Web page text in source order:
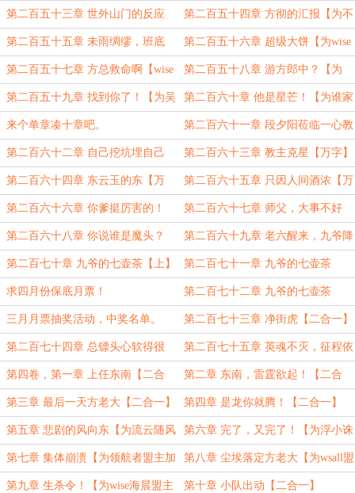
字】 一】
第二百五十三章 世外山门的反应
【为夏天的小鱼儿盟主加更。】
第二百五十四章 方彻的汇报【为不
管不顾不理盟主加更】
第二百五十五章 未雨绸缪，班底
【为老书虫六号盟主加更】
第二百五十六章 超级大饼【为wise
海晨盟主加更1】
第二百五十七章 方总救命啊【wise
海晨盟主加更2】
第二百五十八章 游方郎中？【为
wise海晨盟主加更3】
第二百五十九章 找到你了！【为吴
都陈先生盟主加更！】
第二百六十章 他是星芒！【为谁家
小饼干盟主加更】
来个单章凑十章吧。 第二百六十一章 段夕阳莅临一心教
【万字】
第二百六十二章 自己挖坑埋自己
【万字】
第二百六十三章 教主克星【万字】
第二百六十四章 东云玉的东【万
字】
第二百六十五章 只因人间酒浓【万
字】
第二百六十六章 你爹挺厉害的！
【万字！】
第二百六十七章 师父，大事不好
了！【万字！】
第二百六十八章 你说谁是魔头？
【万字！】
第二百六十九章 老六醒来，九爷降
临【万字】
第二百七十章 九爷的七壶茶【上】
【万字】
第二百七十一章 九爷的七壶茶
【中】【万字】
求四月份保底月票！ 第二百七十二章 九爷的七壶茶
【下】【万字】
三月月票抽奖活动，中奖名单。 第二百七十三章 净街虎【二合一】
第二百七十四章 总镖头心软得很
【二合一】
第二百七十五章 英魂不灭，征程依
旧【二合一】
第四卷，第一章 上任东南【二合
一】
第二章 东南，雷霆欲起！【二合
一】
第三章 最后一天方老大【二合一】 第四章 是龙你就腾！【二合一】
第五章 悲剧的风向东【为流云随风
1212盟主加更】
第六章 完了，又完了！【为浮小诛
盟主加更。】
第七章 集体崩溃【为领航者盟主加
更】
第八章 尘埃落定方老大【为wsall盟
主加更】
第九章 生杀令！【为wise海晨盟主 第十章 小队出动【二合一】